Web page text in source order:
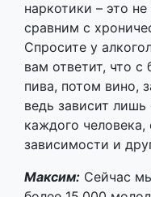
каждого
зависимости и
Максим:Сейчас мы
более 15.000
заключения по
Республике
осужденных. То
осужденный за